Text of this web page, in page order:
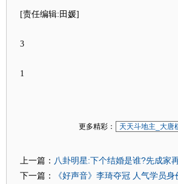
[责任编辑:田媛]
3
1
更多精彩： 天天斗地主_大唐
上一篇： 八卦明星:下个结婚是谁?先成家
下一篇： 《好声音》李琦夺冠 人气学员身